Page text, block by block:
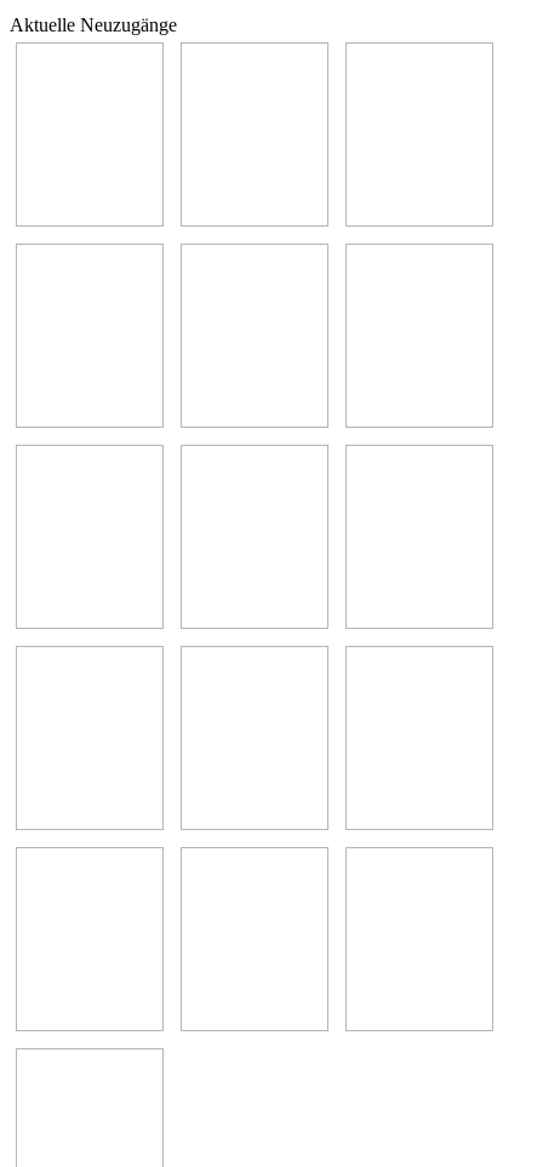
Aktuelle Neuzugänge